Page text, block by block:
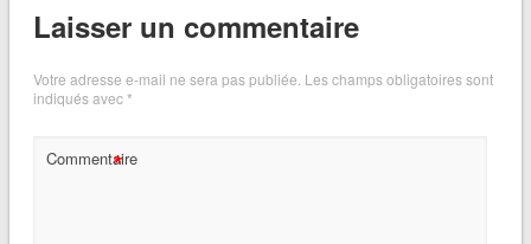
Laisser un commentaire
Votre adresse e-mail ne sera pas publiée. Les champs obligatoires sont
indiqués avec*
Commentaire
*